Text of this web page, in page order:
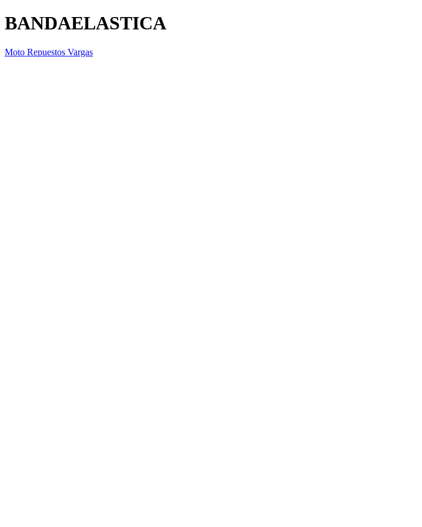
BANDAELASTICA
Moto Repuestos Vargas